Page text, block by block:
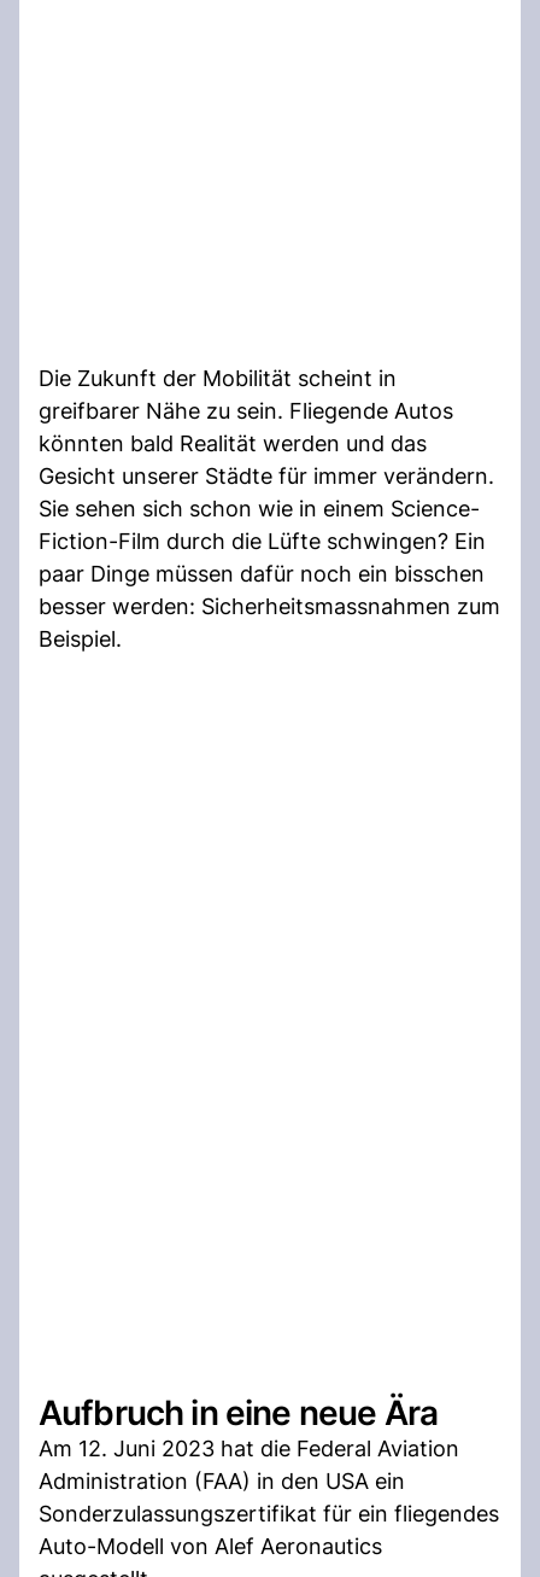
Die Zukunft der Mobilität scheint in
greifbarer Nähe zu sein. Fliegende Autos
könnten bald Realität werden und das
Gesicht unserer Städte für immer verändern.
Sie sehen sich schon wie in einem Science-
Fiction-Film durch die Lüfte schwingen? Ein
paar Dinge müssen dafür noch ein bisschen
besser werden: Sicherheitsmassnahmen zum
Beispiel.
Aufbruch in eine neue Ära
Am 12. Juni 2023 hat die Federal Aviation
Administration (FAA) in den USA ein
Sonderzulassungszertifikat für ein fliegendes
Auto-Modell von Alef Aeronautics